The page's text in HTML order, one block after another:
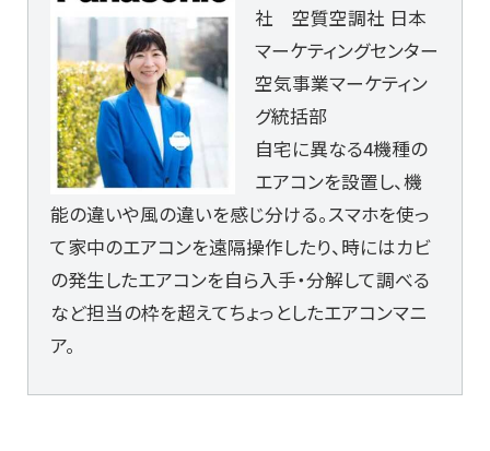
社 空質空調社 日本
マーケティングセンター
空気事業マーケティン
グ統括部
自宅に異なる4機種の
エアコンを設置し、機
能の違いや風の違いを感じ分ける。スマホを使っ
て家中のエアコンを遠隔操作したり、時にはカビ
の発生したエアコンを自ら入手・分解して調べる
など担当の枠を超えてちょっとしたエアコンマニ
ア。